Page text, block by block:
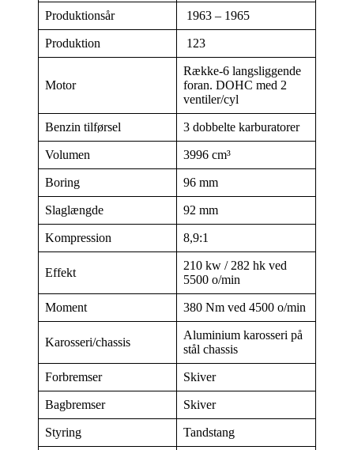
Produktionsår 1963 – 1965
Produktion 123
Motor
Række-6 langsliggende
foran. DOHC med 2
ventiler/cyl
Benzin tilførsel 3 dobbelte karburatorer
Volumen 3996 cm³
Boring 96 mm
Slaglængde 92 mm
Kompression 8,9:1
Effekt
210 kw / 282 hk ved
5500 o/min
Moment 380 Nm ved 4500 o/min
Karosseri/chassis
Aluminium karosseri på
stål chassis
Forbremser Skiver
Bagbremser Skiver
Styring Tandstang